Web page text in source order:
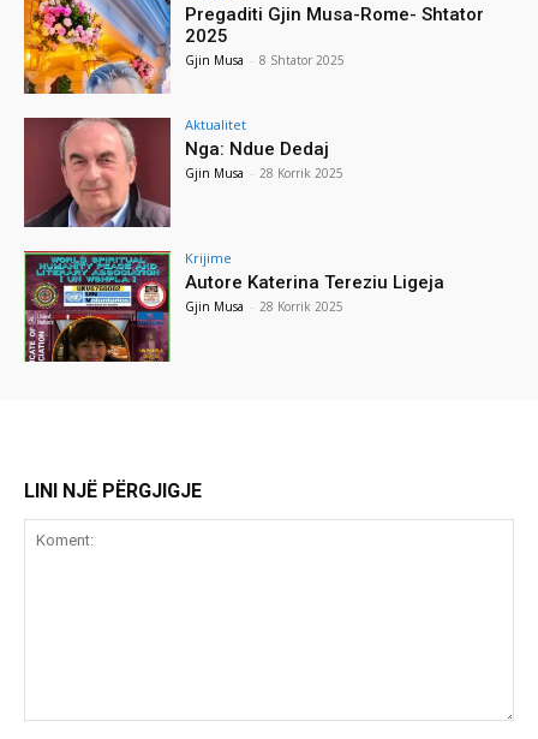
Pregaditi Gjin Musa-Rome- Shtator
2025
Gjin Musa - 8 Shtator 2025
Aktualitet
Nga: Ndue Dedaj
Gjin Musa - 28 Korrik 2025
Krijime
Autore Katerina Tereziu Ligeja
Gjin Musa - 28 Korrik 2025
LINI NJË PËRGJIGJE